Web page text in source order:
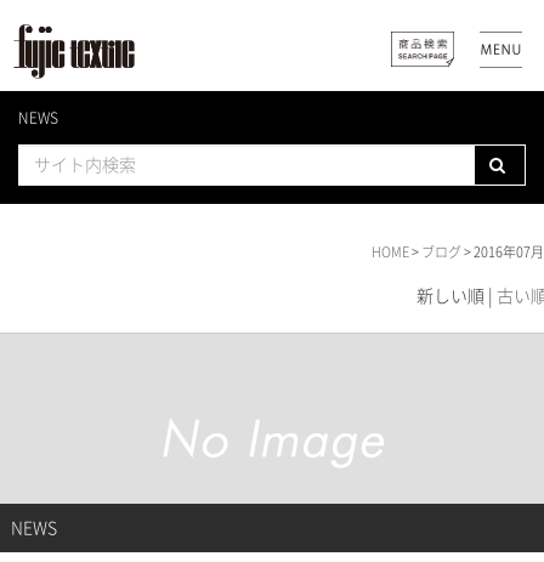
NEWS
HOME> ブログ> 2016年07月
新しい順 | 古い
NEWS